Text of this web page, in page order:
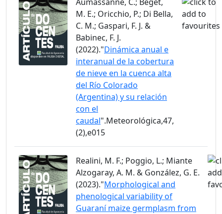
M. E.; Oricchio, P.; Di Bella,
C. M.; Gaspari, F. J. &
Babinec, F. J.
(2022)."Dinámica anual e
interanual de la cobertura
de nieve en la cuenca alta
del Río Colorado
(Argentina) y su relación
con el
caudal".Meteorológica,47,
(2),e015
Realini, M. F.; Poggio, L.; Miante
Alzogaray, A. M. & González, G. E.
(2023)."Morphological and
phenological variability of
Guaraní maize germplasm from